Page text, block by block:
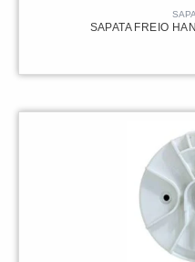
SAPATA FREIO